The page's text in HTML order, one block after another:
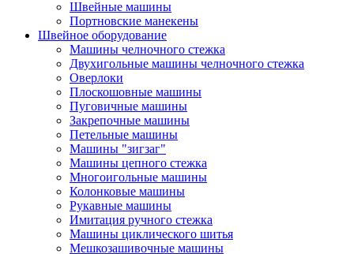
Швейные машины
Портновские манекены
Швейное оборудование
Машины челночного стежка
Двухигольные машины челночного стежка
Оверлоки
Плоскошовные машины
Пуговичные машины
Закрепочные машины
Петельные машины
Машины "зигзаг"
Машины цепного стежка
Многоигольные машины
Колонковые машины
Рукавные машины
Имитация ручного стежка
Машины циклического шитья
Мешкозашивочные машины